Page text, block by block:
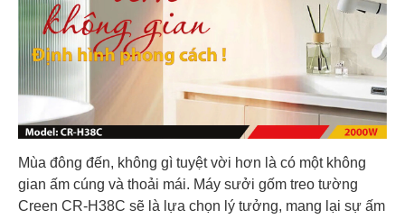
Mùa đông đến, không gì tuyệt vời hơn là có một không
gian ấm cúng và thoải mái. Máy sưởi gốm treo tường
Creen CR-H38C sẽ là lựa chọn lý tưởng, mang lại sự ấm